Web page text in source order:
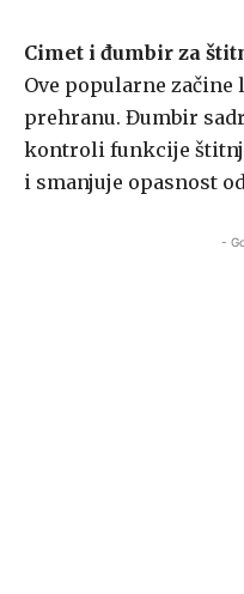
Cimet i đumbir za
Ove popularne začine
prehranu. Đumbir
kontroli funkcije
i smanjuje opasnost
-